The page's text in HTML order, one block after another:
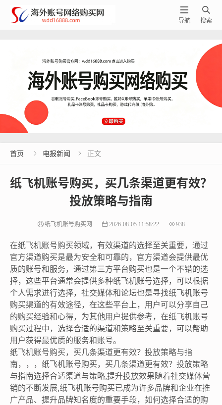

搜索

导航
首页  电报新闻  正文
纸飞机账号购买，买几条渠道更有效？
投放策略与指南
纸飞机账号购买网 2026-08-05 11:58:22 938
在纸飞机账号购买领域，有效渠道的选择至关重要，通过
官方渠道购买是最为安全和可靠的，官方渠道会提供最优
质的账号和服务，通过第三方平台购买也是一个不错的选
择，这些平台通常会提供多种纸飞机账号选择，可以根据
个人需求进行选择，社交媒体和论坛也是寻找纸飞机账号
购买渠道的有效途径，在这些平台上，用户可以分享自己
的购买经验和心得，为其他用户提供参考，在纸飞机账号
购买过程中，选择合适的渠道和策略至关重要，可以帮助
用户获得最优质的服务和账号。
纸飞机账号购买，买几条渠道更有效？投放策略与指
南，，，纸飞机账号购买，买几条渠道更有效？投放策略
与指南选择合适渠道与策略,提升投放效果随着社交媒体营
销的不断发展,纸飞机账号购买已成为许多品牌和企业在推
广产品、提升品牌知名度的重要手段，如何选择合适的购